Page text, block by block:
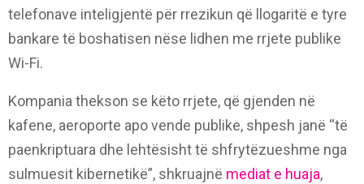
telefonave inteligjentë për rrezikun që llogaritë e tyre
bankare të boshatisen nëse lidhen me rrjete publike
Wi-Fi.
Kompania thekson se këto rrjete, që gjenden në
kafene, aeroporte apo vende publike, shpesh janë “të
paenkriptuara dhe lehtësisht të shfrytëzueshme nga
sulmuesit kibernetikë”, shkruajnë mediat e huaja,